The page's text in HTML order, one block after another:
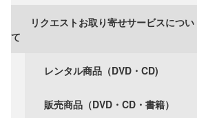
リクエストお取り寄せサービスについ
て
レンタル商品（DVD・CD)
販売商品（DVD・CD・書籍）